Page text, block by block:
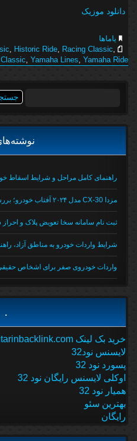
دانلود موزیک
یاماها
,Historic Ride,Racing Classic
Classic,Yamaha Lines,Yamaha Ride
نوشته‌های
راهنمای کامل مراحل و شرایط اسقاط خودرو فرسوده
مزدا CX-30 مدل ۲۰۲۴ آفتاب خودرو؛ بررسی و مشخصات فنی
ثبت نام سامانه سخا تعویض پلاک و احراز
شرایط واردات خودرو به مناطق آزاد،
واردات خودروی صفر برای اشخاص حقیقی
خرید بک لینک behtarinbacklink.com
لایسنس نود32
پسورد نود 32
اوکلی لایسنس رایگان نود 32
همیار نود 32
بهترین سئو
رایگان